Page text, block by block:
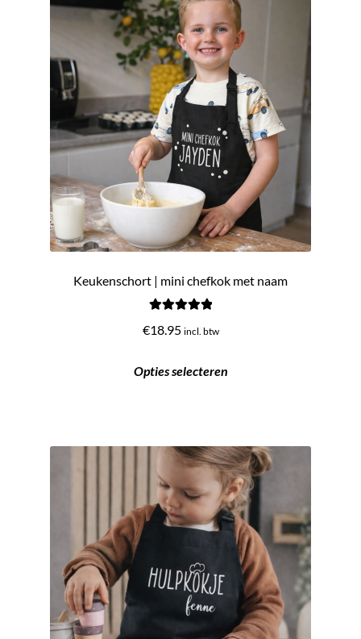
Keukenschort | mini chefkok met naam
5.00uit 5
€18.95 incl. btw
Opties selecteren